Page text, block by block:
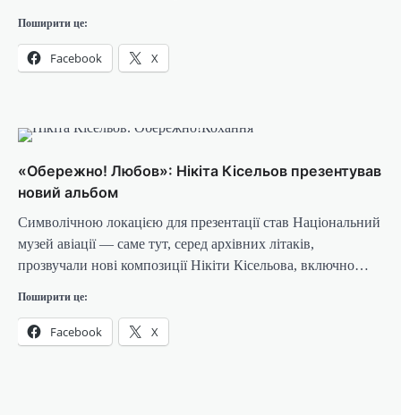
Поширити це:
Facebook X
«Обережно! Любов»: Нікіта Кісельов презентував
новий альбом
Символічною локацією для презентації став Національний
музей авіації — саме тут, серед архівних літаків,
прозвучали нові композиції Нікіти Кісельова, включно…
Поширити це:
Facebook X